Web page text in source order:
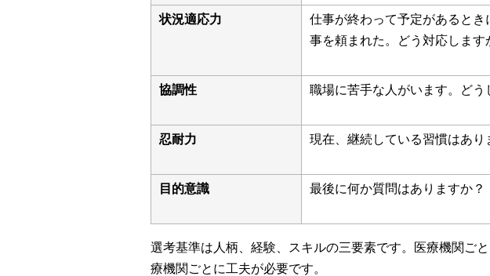
状況適応力
仕事が終わって予定があるとき
事を頼まれた。どう対応します
協調性 職場に苦手な人がいます。どう
忍耐力 現在、継続している習慣はあり
目的意識 最後に何か質問はありますか？
選考基準は人柄、経験、スキルの三要素です。医療機関ご
療機関ごとに工夫が必要です。